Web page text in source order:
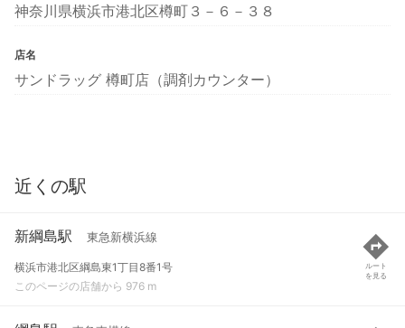
神奈川県横浜市港北区樽町３－６－３８
店名
サンドラッグ 樽町店（調剤カウンター）
近くの駅
新綱島駅 東急新横浜線
横浜市港北区綱島東1丁目8番1号
このページの店舗から 976 m
ルート
を見る